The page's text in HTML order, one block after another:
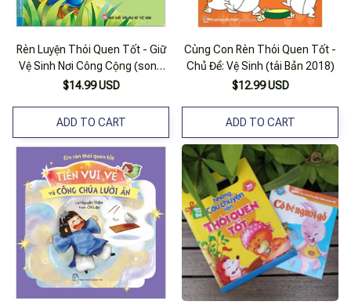
Rèn Luyện Thói Quen Tốt - Giữ
Vệ Sinh Nơi Công Cộng (song
Ngữ Anh - Việt)
$14.99 USD
ADD TO CART
Cùng Con Rèn Thói Quen Tốt -
Chủ Đề: Vệ Sinh (tái Bản 2018)
$12.99 USD
ADD TO CART